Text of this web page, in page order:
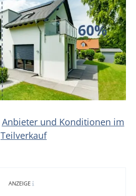
Anbieter und Konditionen im
Teilverkauf
ANZEIGE